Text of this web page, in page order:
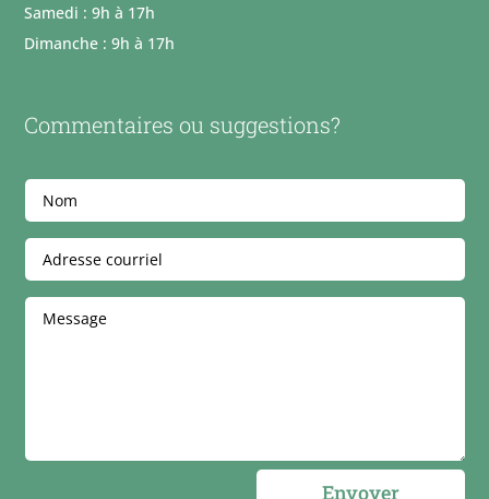
Samedi : 9h à 17h
Dimanche : 9h à 17h
Commentaires ou suggestions?
Envoyer